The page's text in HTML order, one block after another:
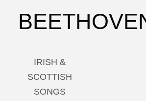
IRISH &
SCOTTISH
SONGS